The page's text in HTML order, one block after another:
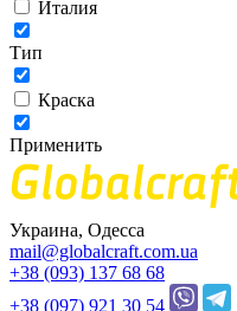
Италия
Тип
Краска
Применить
Украина, Одесса
mail@globalcraft.com.ua
+38 (093) 137 68 68
+38 (097) 921 30 54